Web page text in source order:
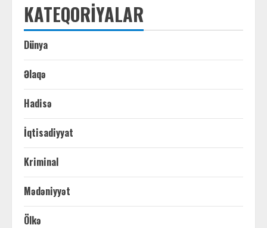
KATEQORIYALAR
Dünya
Əlaqə
Hadisə
İqtisadiyyat
Kriminal
Mədəniyyət
Ölkə